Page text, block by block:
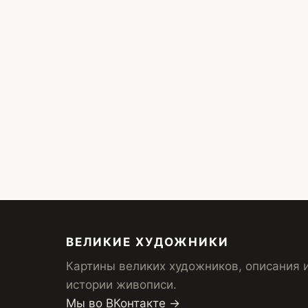
ВЕЛИКИЕ ХУДОЖНИКИ
Картины великих художников, описания
истории живописи.
Мы во ВКонтакте →